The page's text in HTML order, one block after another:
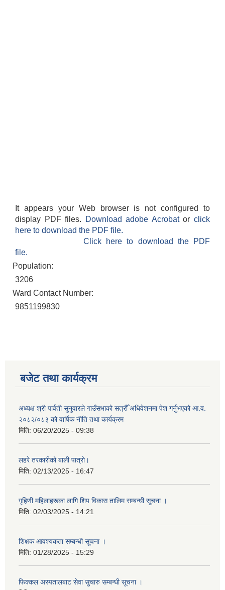
It appears your Web browser is not configured to
display PDF files.
Download adobe Acrobatorclick
here to download the PDF file.
Click here to download the PDF
file.
Population:
3206
Ward Contact Number:
9851199830
बजेट तथा कार्यक्रम
अध्यक्ष श्री पार्वती सुनुवारले गाउँसभाको सत्रौँ अधिवेशनमा पेश गर्नुभएको आ.व.
२०८२/०८३ को वार्षिक नीति तथा कार्यक्रम
मिति: 06/20/2025 - 09:38
लहरे तरकारीको बाली पात्रो।
मिति: 02/13/2025 - 16:47
गृहिणी महिलाहरूका लागि शिप विकास तालिम सम्बन्धी सूचना ‌।
मिति: 02/03/2025 - 14:21
शिक्षक आवश्यकता सम्बन्धी सूचना ।
मिति: 01/28/2025 - 15:29
फिक्कल अस्पतालबाट सेवा सुचारु सम्बन्धी सूचना ।